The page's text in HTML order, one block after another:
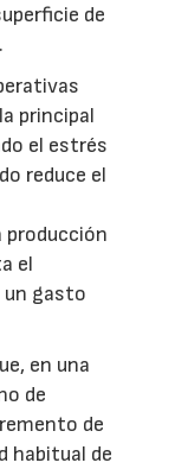
de
principal
el estrés
reduce el
producción
el
un gasto
en una
de
de
habitual de